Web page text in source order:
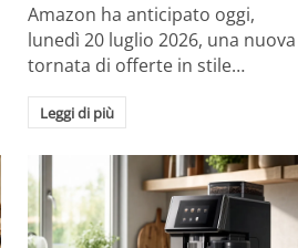
Amazon ha anticipato oggi,
lunedì 20 luglio 2026, una nuova
tornata di offerte in stile…
Leggi di più